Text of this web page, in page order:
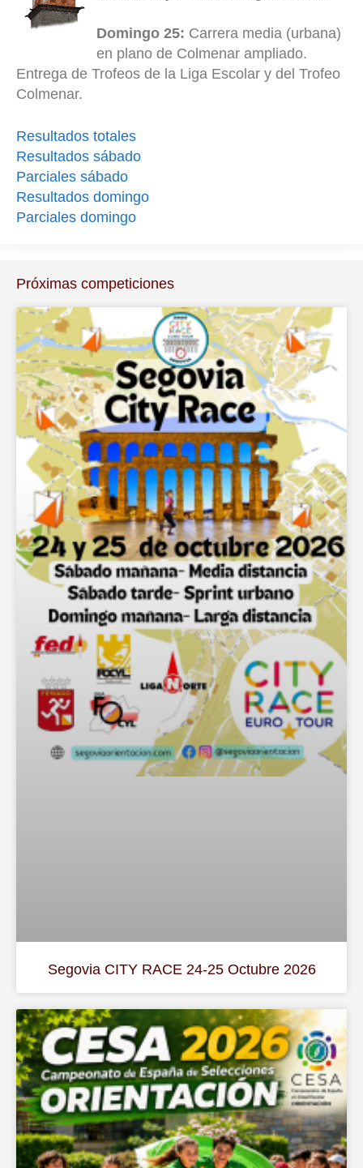
Domingo 25: Carrera media (urbana)
en plano de Colmenar ampliado.
Entrega de Trofeos de la Liga Escolar y del Trofeo
Colmenar.
Resultados totales
Resultados sábado
Parciales sábado
Resultados domingo
Parciales domingo
Próximas competiciones
Segovia CITY RACE 24-25 Octubre 2026